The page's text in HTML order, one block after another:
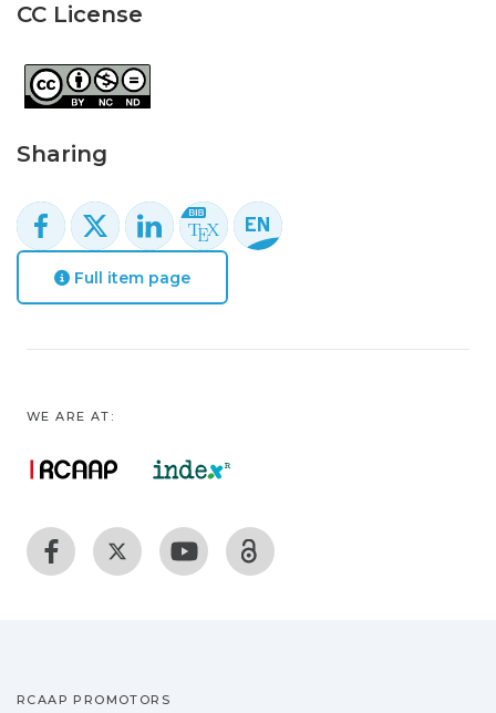
CC License
Sharing
Full item page
WE ARE AT:
RCAAP PROMOTORS